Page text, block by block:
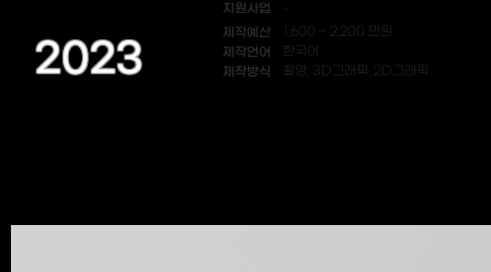
2023
지원사업
제작예산 1,600 ~ 2,200 만원
제작언어 한국어
제작방식 촬영, 3D그래픽, 2D그래픽